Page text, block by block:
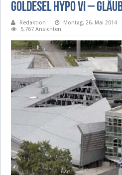
Goldesel Hypo VI –
Redaktion Montag, 26. Mai 2014
5,767 Ansichten